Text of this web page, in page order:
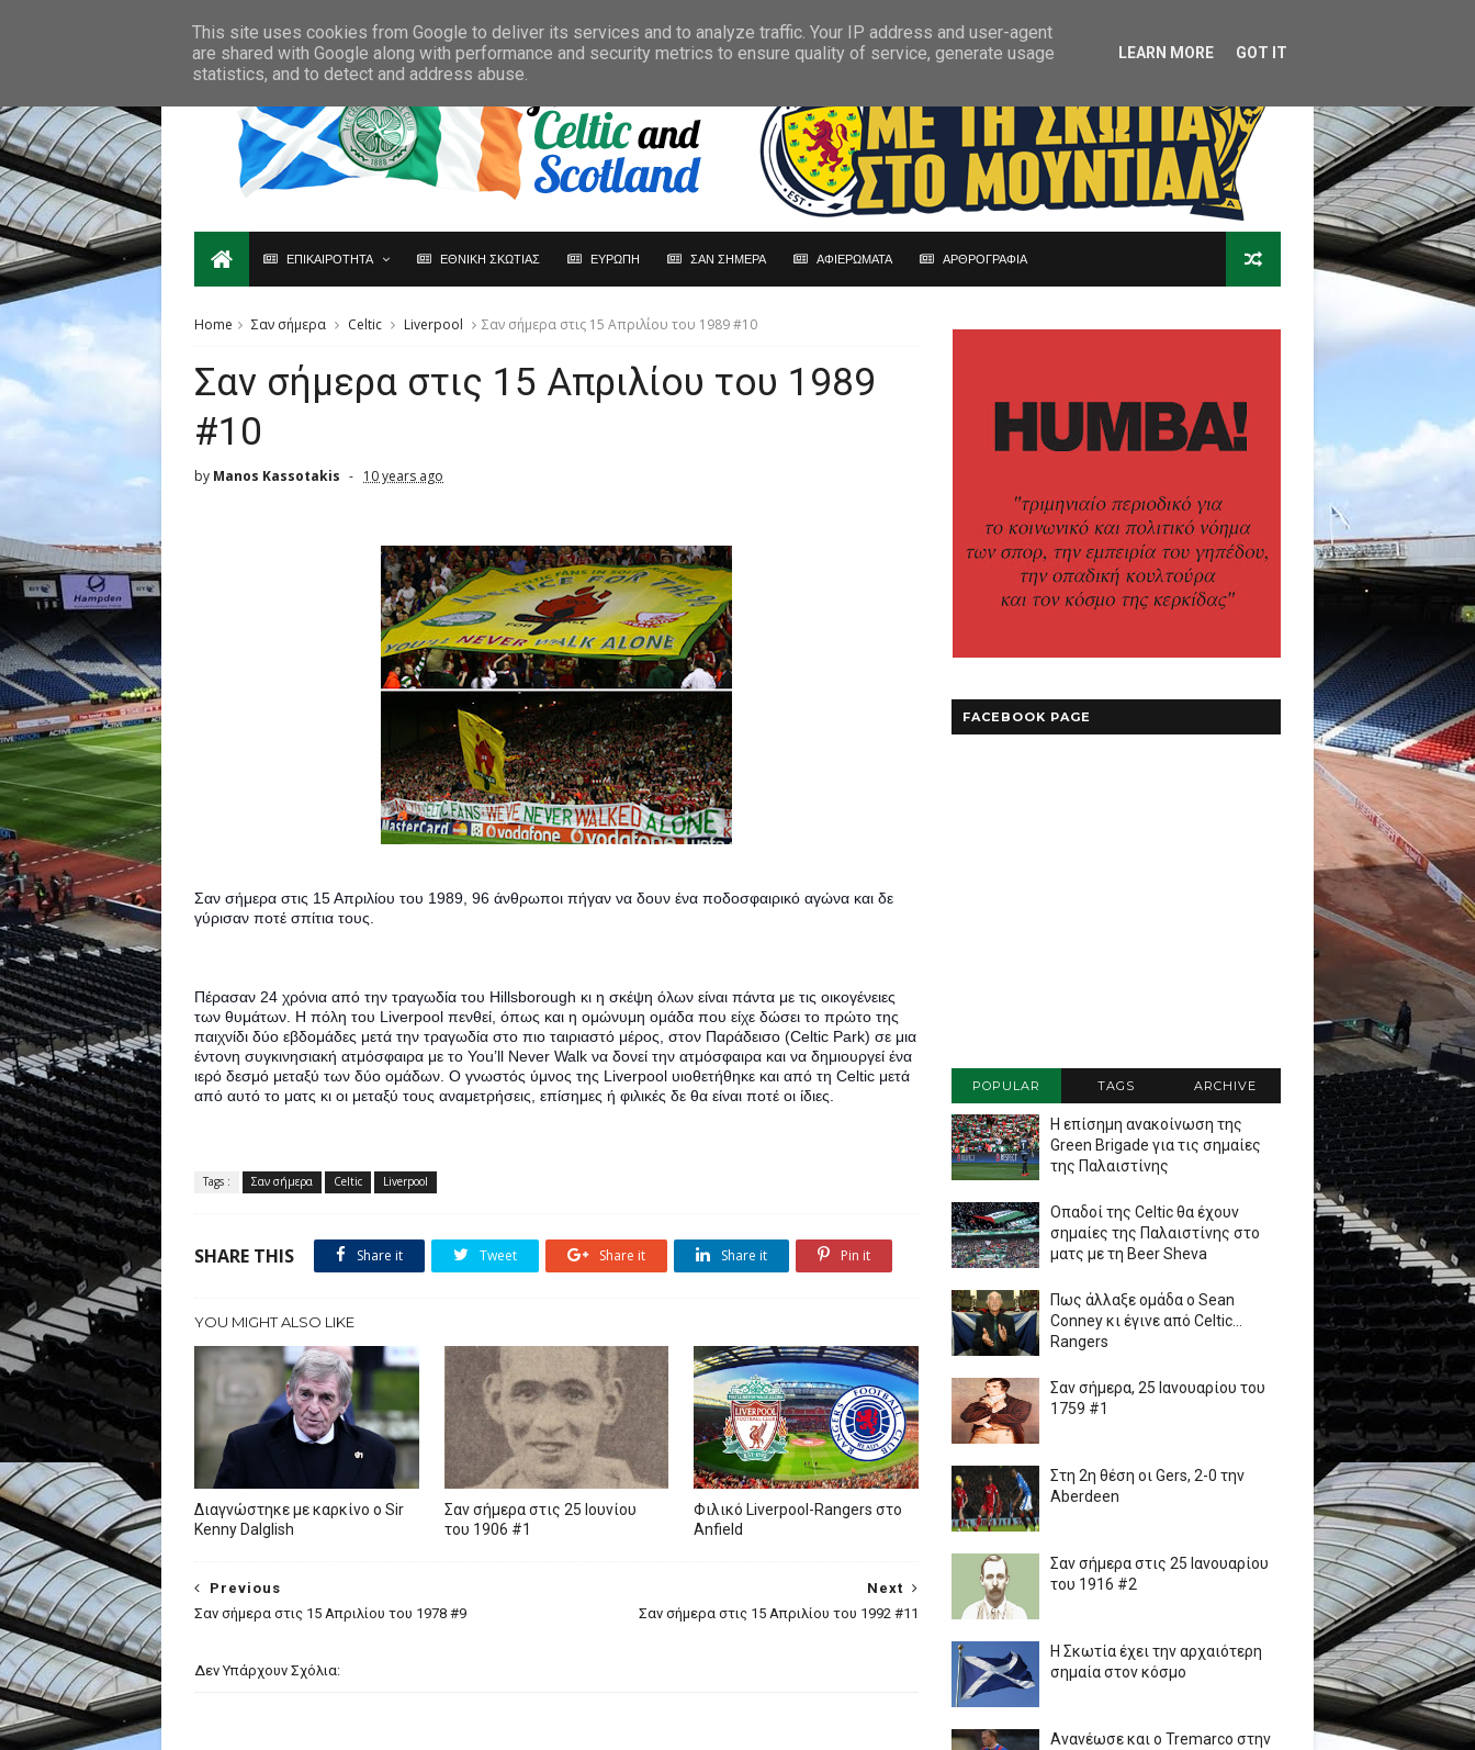
ΕΠΙΚΑΙΡΟΤΗΤΑ ΕΘΝΙΚΗ ΣΚΩΤΙΑΣ ΕΥΡΩΠΗ ΣΑΝ ΣΗΜΕΡΑ ΑΦΙΕΡΩΜΑΤΑ ΑΡΘΡΟΓΡΑΦΙΑ
Home Σαν σήμερα Celtic Liverpool Σαν σήμερα στις 15 Απριλίου του 1989 #10
Σαν σήμερα στις 15 Απριλίου του 1989
#10
by Manos Kassotakis 10 years ago
Σαν σήμερα στις 15 Απριλίου του 1989, 96 άνθρωποι πήγαν να δουν ένα ποδοσφαιρικό αγώνα και δε
γύρισαν ποτέ σπίτια τους.
Πέρασαν 24 χρόνια από την τραγωδία του Hillsborough κι η σκέψη όλων είναι πάντα με τις οικογένειες
των θυμάτων. Η πόλη του Liverpool πενθεί, όπως και η ομώνυμη ομάδα που είχε δώσει το πρώτο της
παιχνίδι δύο εβδομάδες μετά την τραγωδία στο πιο ταιριαστό μέρος, στον Παράδεισο (Celtic Park) σε μια
έντονη συγκινησιακή ατμόσφαιρα με το You’ll Never Walk να δονεί την ατμόσφαιρα και να δημιουργεί ένα
ιερό δεσμό μεταξύ των δύο ομάδων. Ο γνωστός ύμνος της Liverpool υιοθετήθηκε και από τη Celtic μετά
από αυτό το ματς κι οι μεταξύ τους αναμετρήσεις, επίσημες ή φιλικές δε θα είναι ποτέ οι ίδιες.
Tags : Σαν σήμερα Celtic Liverpool
SHARE THIS Share it Tweet Share it Share it Pin it
YOU MIGHT ALSO LIKE
Διαγνώστηκε με καρκίνο ο Sir
Kenny Dalglish
Σαν σήμερα στις 25 Ιουνίου
του 1906 #1
Φιλικό Liverpool-Rangers στο
Anfield
Next
Σαν σήμερα στις 15 Απριλίου του 1992 #11
Previous
Σαν σήμερα στις 15 Απριλίου του 1978 #9
Δεν Υπάρχουν Σχόλια:
FACEBOOK PAGE
POPULAR TAGS ARCHIVE
Η επίσημη ανακοίνωση της
Green Brigade για τις σημαίες
της Παλαιστίνης
Οπαδοί της Celtic θα έχουν
σημαίες της Παλαιστίνης στο
ματς με τη Beer Sheva
Πως άλλαξε ομάδα ο Sean
Conney κι έγινε από Celtic...
Rangers
Σαν σήμερα, 25 Ιανουαρίου του
1759 #1
Στη 2η θέση οι Gers, 2-0 την
Aberdeen
Σαν σήμερα στις 25 Ιανουαρίου
του 1916 #2
Η Σκωτία έχει την αρχαιότερη
σημαία στον κόσμο
Ανανέωσε και ο Tremarco στην
This site uses cookies from Google to deliver its services and to analyze traffic. Your IP address and user-agent
are shared with Google along with performance and security metrics to ensure quality of service, generate usage
statistics, and to detect and address abuse.
LEARN MORE GOT IT